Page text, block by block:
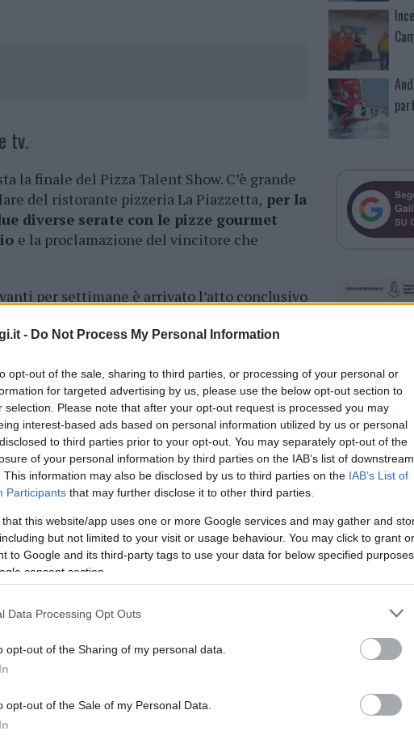
- Do Not Process My Personal Information
opt-out of the sale, sharing to third parties, or processing of your personal or
for targeted advertising by us, please use the below opt-out section to
selection. Please note that after your opt-out request is processed you may
interest-based ads based on personal information utilized by us or personal
to third parties prior to your opt-out. You may separately opt-out of the
of your personal information by third parties on the IAB’s list of downstream
This information may also be disclosed by us to third parties on the IAB’s List of
Participants that may further disclose it to other third parties.
that this website/app uses one or more Google services and may gather and
but not limited to your visit or usage behaviour. You may click to grant or
to Google and its third-party tags to use your data for below specified purposes
consent section.
Data Processing Opt Outs
opt-out of the Sharing of my personal data.
opt-out of the Sale of my Personal Data.
tv.
la finale del Pizza Talent Show. C’è grande
del ristorante pizzeria La Piazzetta, per la
diverse serate con le pizze gourmet
e la proclamazione del vincitore che
per settimane è arrivato l’atto conclusivo
Pietro che vedrà la proclamazione del
ha vinto la semifinalecon una pizza dal
accostando così il dolce al salato in un
di sbaragliare la concorrenza
raggiungendo il traguardo della finale del
Alma TV canale 65 del digitale
con Mario Pirrotta e Renata Angelucci per
la finale del Pizza Talent Show 2022 per
televisivi a Roma la mia città natale a
la pizza ripiena con cui ho vinto la
e stupire i giudici con la mia pizza
il Matteo Vari -. Durante il programma ho
conoscere tanti professionisti dell’arte
un concorrente del nord. Lo devo
in hotel con lui è nato l’abbinamento di
NECROLOGIE